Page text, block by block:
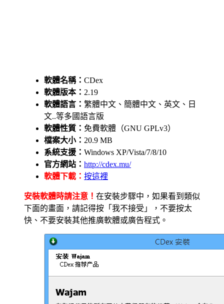
軟體名稱： CDex
軟體版本： 2.19
軟體語言： 繁體中文、簡體中文、英文、日
文..等多國語言版
軟體性質： 免費軟體（GNU GPLv3）
檔案大小： 20.9 MB
系統支援： Windows XP/Vista/7/8/10
官方網站： http://cdex.mu/
軟體下載： 按這裡
安裝軟體時請注意！ 在安裝步驟中，如果看到類似
下面的畫面，請記得按「我不接受」，不要按太
快、不要安裝其他推廣軟體或廣告程式。